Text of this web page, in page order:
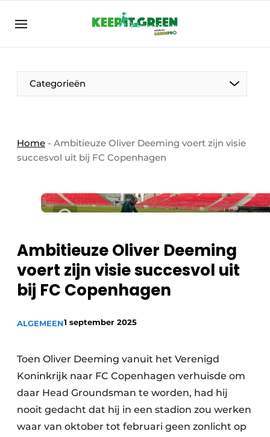
NL ENG FR
Categorieën
Home - Ambitieuze Oliver Deeming voert zijn visie
succesvol uit bij FC Copenhagen
Ambitieuze Oliver Deeming
voert zijn visie succesvol uit
bij FC Copenhagen
ALGEMEEN1 september 2025
Toen Oliver Deeming vanuit het Verenigd
Koninkrijk naar FC Copenhagen verhuisde om
daar Head Groundsman te worden, had hij
nooit gedacht dat hij in een stadion zou werken
waar van oktober tot februari geen zonlicht op